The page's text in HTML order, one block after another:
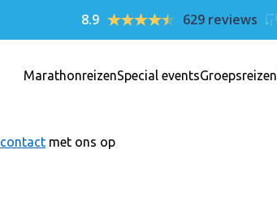
8.9 629 reviews
MarathonreizenSpecial eventsGroepsreizen
contact met ons op